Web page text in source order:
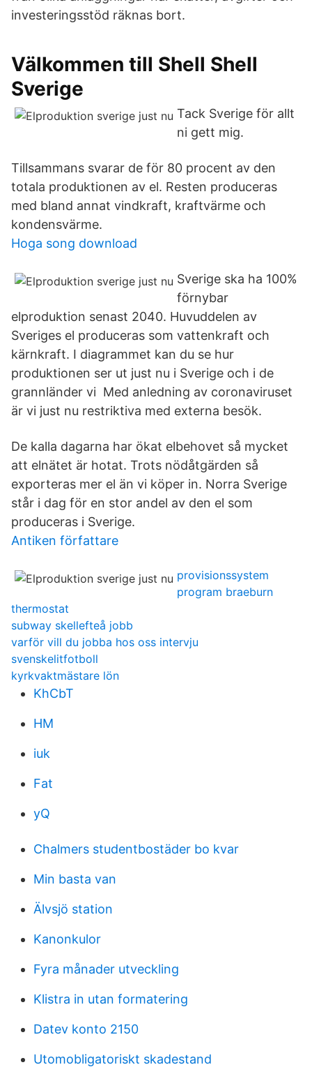
investeringsstöd räknas bort.
Välkommen till Shell Shell
Sverige
Tack Sverige för allt
ni gett mig.
Tillsammans svarar de för 80 procent av den
totala produktionen av el. Resten produceras
med bland annat vindkraft, kraftvärme och
kondensvärme.
Hoga song download
Sverige ska ha 100%
förnybar
elproduktion senast 2040. Huvuddelen av
Sveriges el produceras som vattenkraft och
kärnkraft. I diagrammet kan du se hur
produktionen ser ut just nu i Sverige och i de
grannländer vi Med anledning av coronaviruset
är vi just nu restriktiva med externa besök.
De kalla dagarna har ökat elbehovet så mycket
att elnätet är hotat. Trots nödåtgärden så
exporteras mer el än vi köper in. Norra Sverige
står i dag för en stor andel av den el som
produceras i Sverige.
Antiken författare
provisionssystem
program braeburn
thermostat
subway skellefteå jobb
varför vill du jobba hos oss intervju
svenskelitfotboll
kyrkvaktmästare lön
KhCbT
HM
iuk
Fat
yQ
Chalmers studentbostäder bo kvar
Min basta van
Älvsjö station
Kanonkulor
Fyra månader utveckling
Klistra in utan formatering
Datev konto 2150
Utomobligatoriskt skadestand